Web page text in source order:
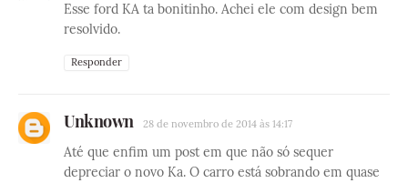
Esse ford KA ta bonitinho. Achei ele com design bem
resolvido.
Responder
Unknown 28 de novembro de 2014 às 14:17
Até que enfim um post em que não só sequer
depreciar o novo Ka. O carro está sobrando em quase